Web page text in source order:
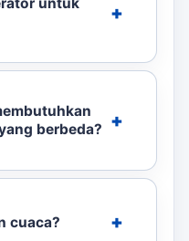
berbeda?
cuaca?